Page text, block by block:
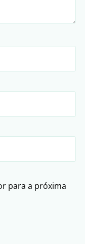
para a próxima